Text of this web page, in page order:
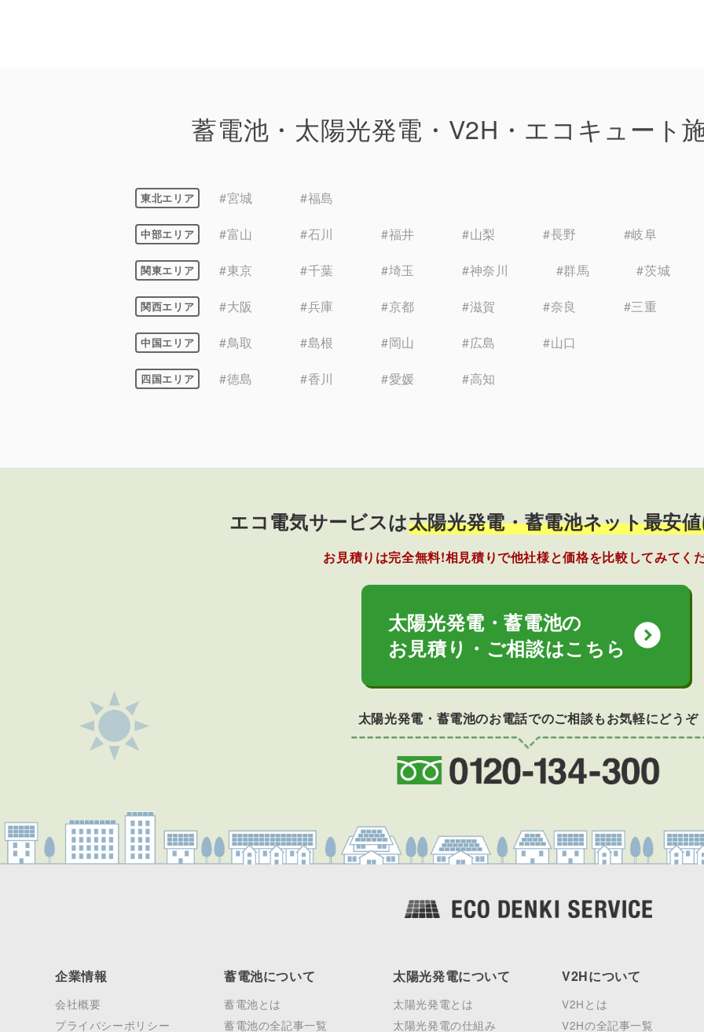
蓄電池・太陽光発電・V2H・エコキュート
東北エリア #宮城 #福島
中部エリア #富山 #石川 #福井 #山梨 #長野 #岐阜
関東エリア #東京 #千葉 #埼玉 #神奈川 #群馬 #茨城
関西エリア #大阪 #兵庫 #京都 #滋賀 #奈良 #三重
中国エリア #鳥取 #島根 #岡山 #広島 #山口
四国エリア #徳島 #香川 #愛媛 #高知
エコ電気サービスは太陽光発電・蓄電池ネット最安
お見積りは完全無料!相見積りで他社様と価格を比較してみてく
太陽光発電・蓄電池の
お見積り・ご相談はこちら expand_circle_down
太陽光発電・蓄電池のお電話でのご相談もお気軽にどうぞ
企業情報
会社概要
プライバシーポリシー
蓄電池について
蓄電池とは
蓄電池の全記事一覧
太陽光発電について
太陽光発電とは
太陽光発電の仕組み
V2Hについて
V2Hとは
V2Hの全記事一覧